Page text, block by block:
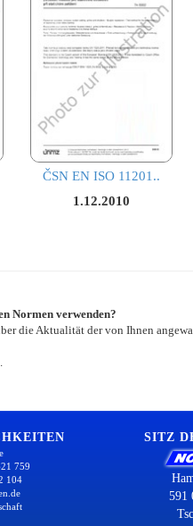
ČSN EN ISO 11201..
1.12.2010
Normen verwenden?
die Aktualität der von Ihnen
.
759
104
SITZ
591